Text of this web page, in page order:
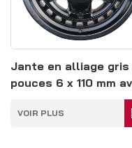
Jante en alliage gris
pouces 6 x 110 mm
anneau de
VOIR PLUS